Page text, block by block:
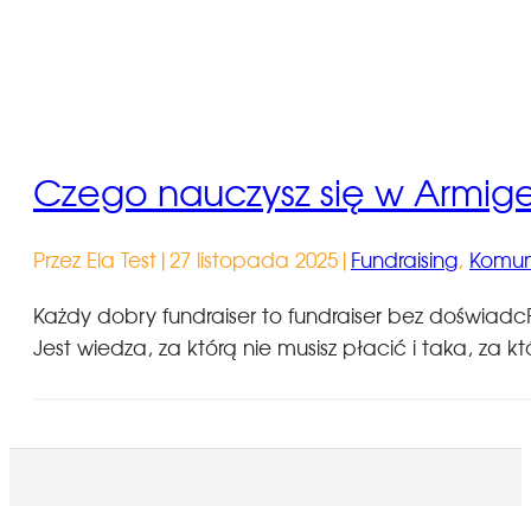
Czego nauczysz się w
Przez Ela Test |27 listopada 2025 | Fundraising,
Każdy dobry fundraiser to fundraiser bez
Jest wiedza, za którą nie musisz płacić i taka, za